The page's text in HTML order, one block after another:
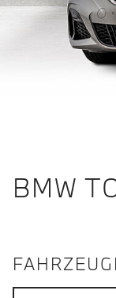
BMW